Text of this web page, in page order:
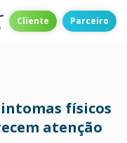
Cliente Parceiro
físicos
atenção